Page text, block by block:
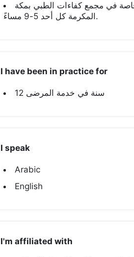
في مجمع كفاءات الطبي بمكة
المكرمة كل أحد 5-9 مساءً.
I have been in practice for
12 سنة في خدمة المرضى
I speak
Arabic
English
I'm affiliated with